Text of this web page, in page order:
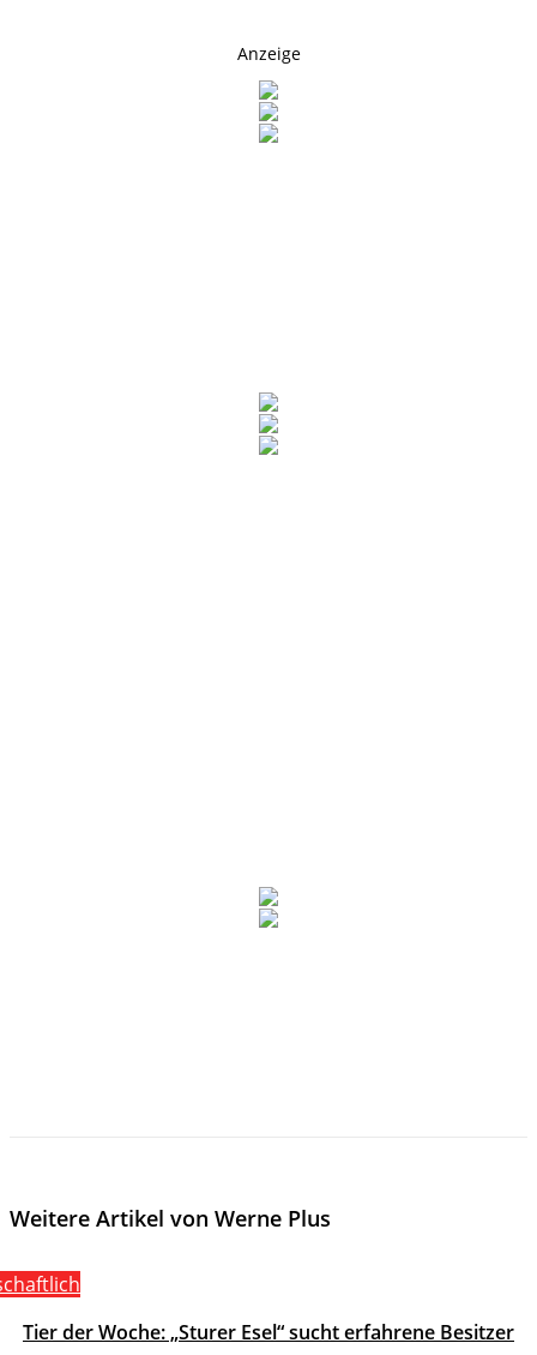
Anzeige
Weitere Artikel von Werne Plus
Tier der Woche: „Sturer Esel“ sucht erfahrene Besitzer